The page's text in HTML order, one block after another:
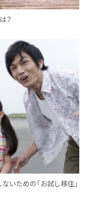
？
いための「お試し移住」